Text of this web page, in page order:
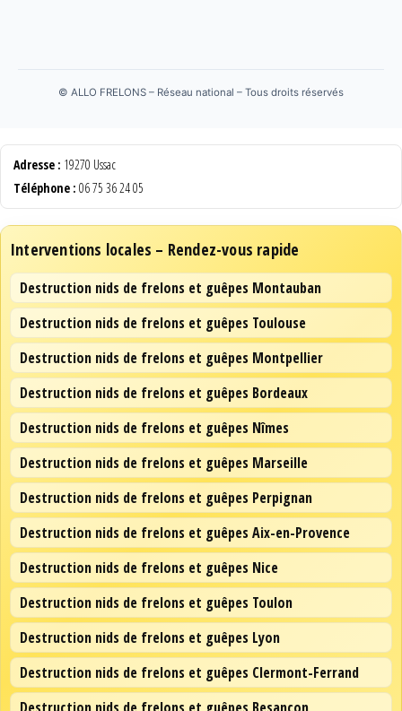
© ALLO FRELONS – Réseau national – Tous droits réservés
Adresse : 19270 Ussac
Téléphone : 06 75 36 24 05
Interventions locales – Rendez-vous rapide
Destruction nids de frelons et guêpes Montauban
Destruction nids de frelons et guêpes Toulouse
Destruction nids de frelons et guêpes Montpellier
Destruction nids de frelons et guêpes Bordeaux
Destruction nids de frelons et guêpes Nîmes
Destruction nids de frelons et guêpes Marseille
Destruction nids de frelons et guêpes Perpignan
Destruction nids de frelons et guêpes Aix-en-Provence
Destruction nids de frelons et guêpes Nice
Destruction nids de frelons et guêpes Toulon
Destruction nids de frelons et guêpes Lyon
Destruction nids de frelons et guêpes Clermont-Ferrand